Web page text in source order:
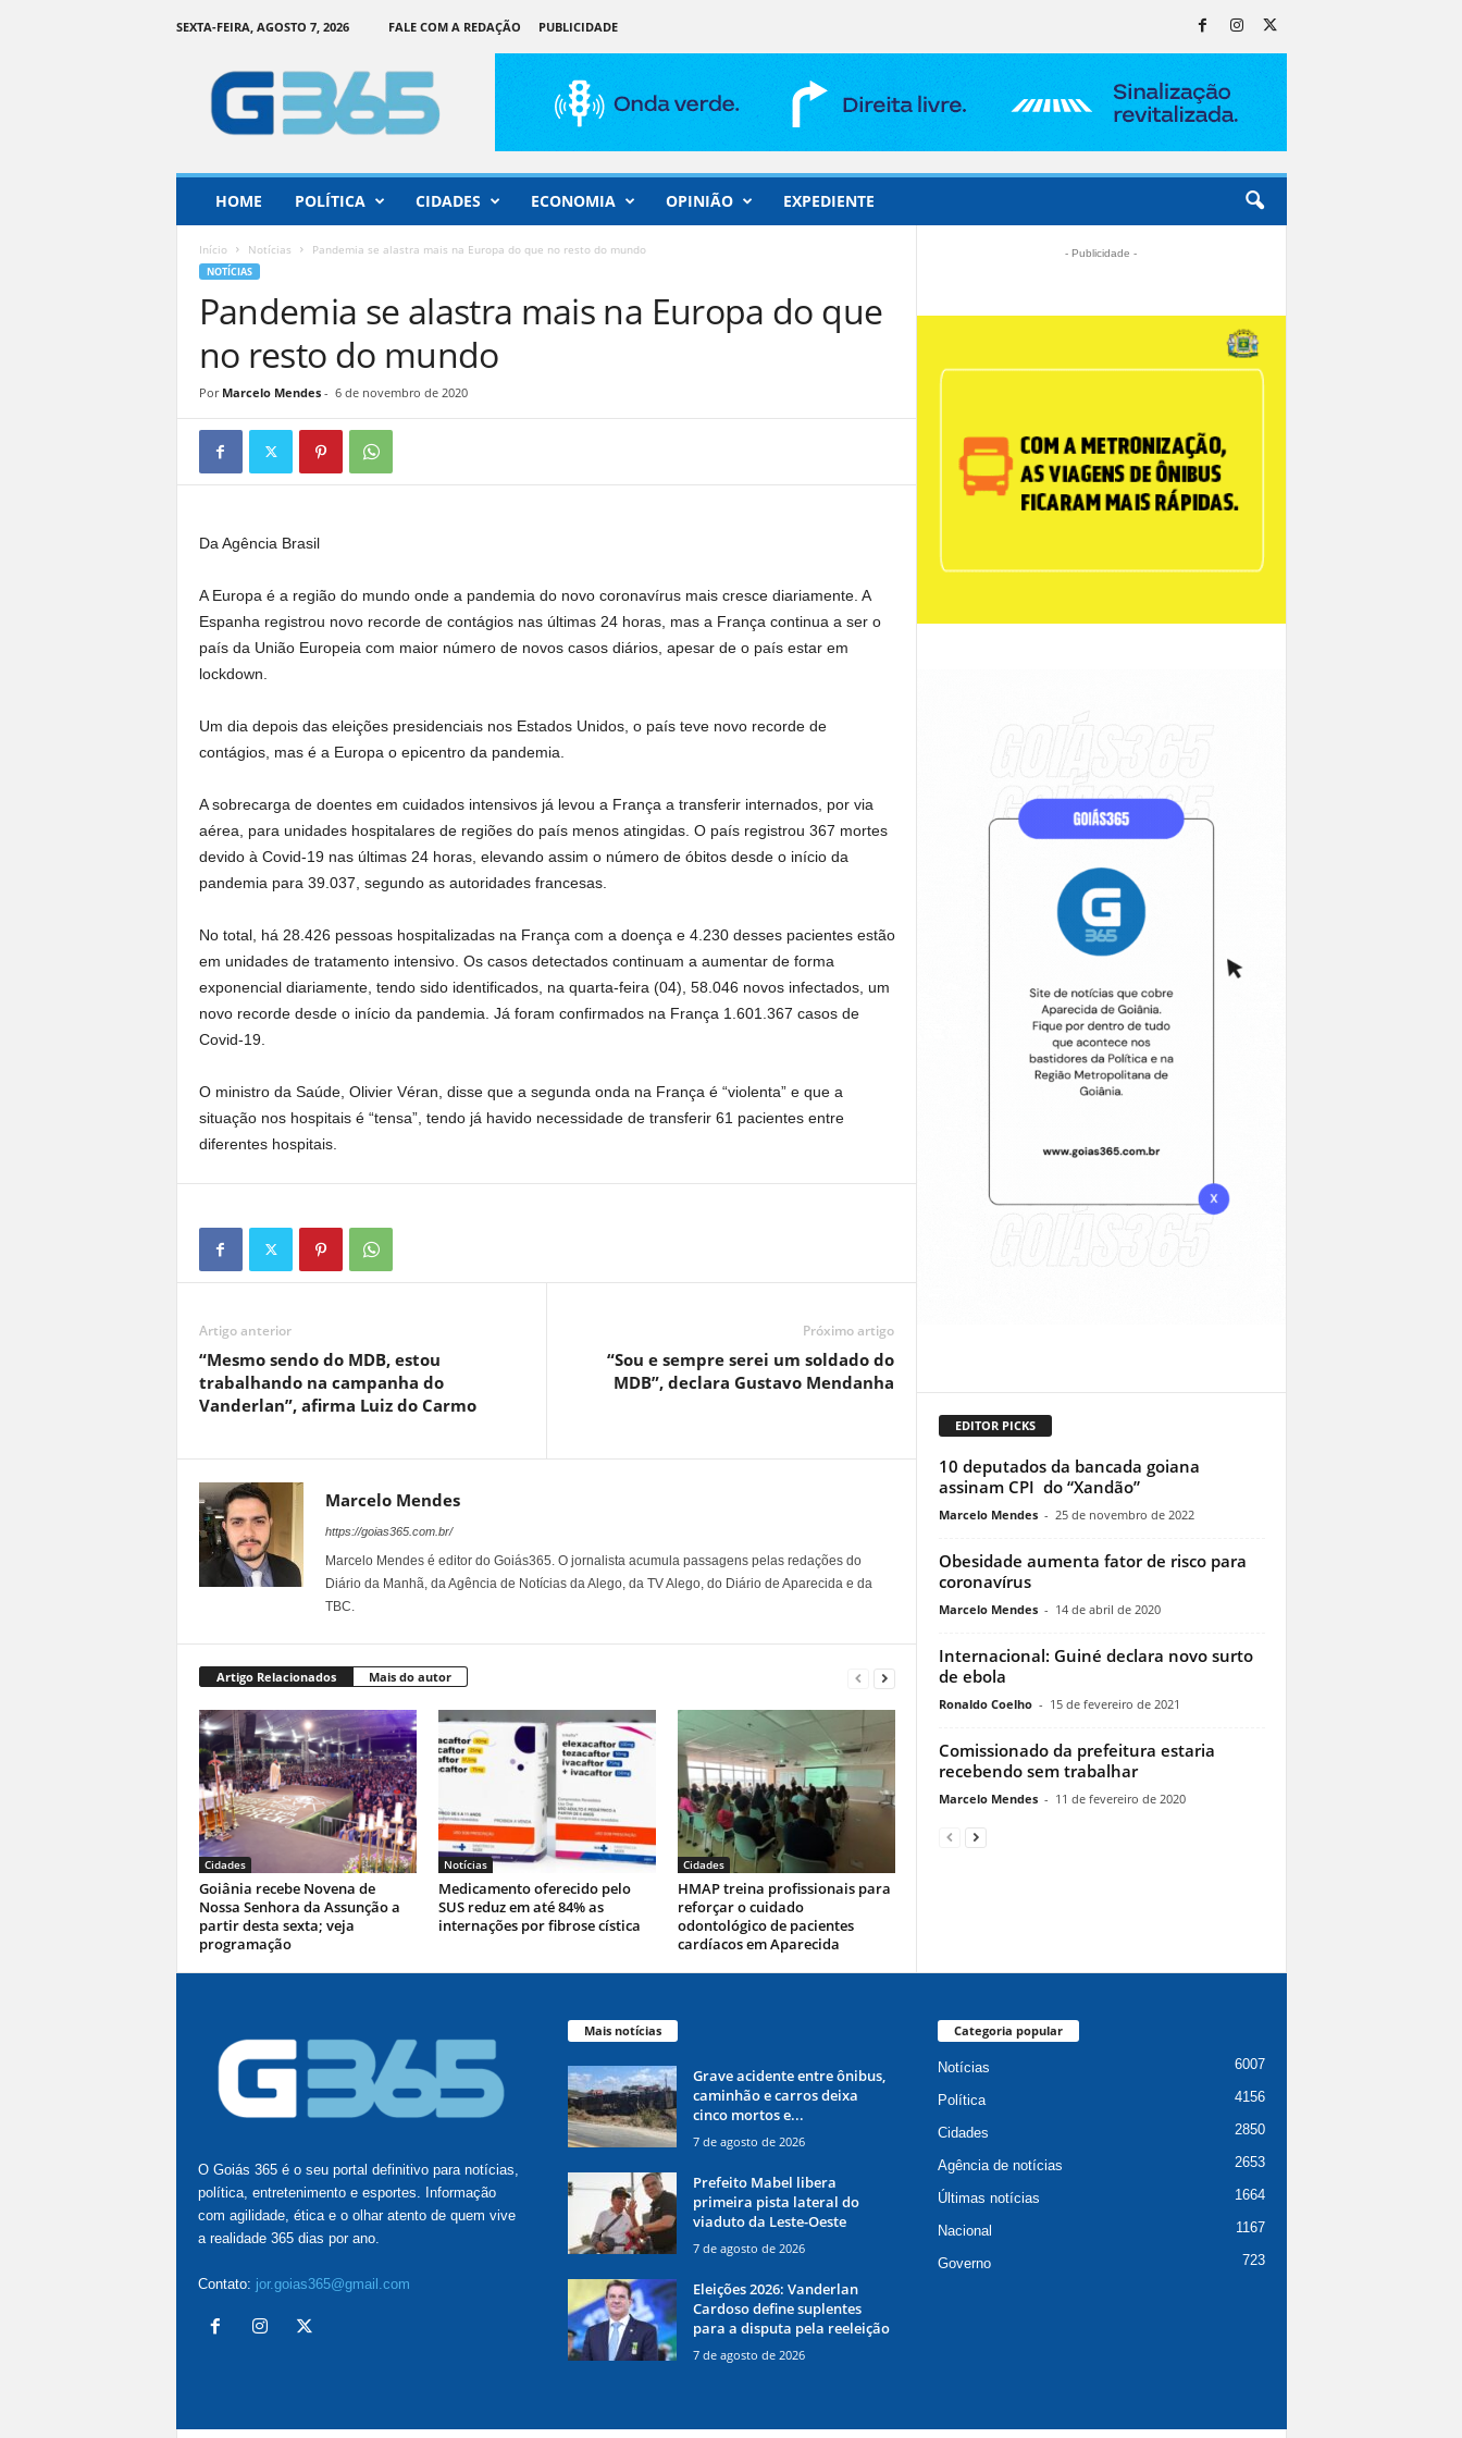
SEXTA-FEIRA, AGOSTO 7, 2026 FALE COM A REDAÇÃO
PUBLICIDADE
ç
o
HOME POLÍTICA CIDADES ECONOMIA OPINIÃO EXPEDIENTE
Início Notícias Pandemia se alastra mais na Europa do que no resto do mundo
NOTÍCIAS
Pandemia se alastra mais na Europa do que
no resto do mundo
Por Marcelo Mendes- 6 de novembro de 2020
Da Agência Brasil
A Europa é a região do mundo onde a pandemia do novo coronavírus mais cresce diariamente. A
Espanha registrou novo recorde de contágios nas últimas 24 horas, mas a França continua a ser o
país da União Europeia com maior número de novos casos diários, apesar de o país estar em
lockdown.
Um dia depois das eleições presidenciais nos Estados Unidos, o país teve novo recorde de
contágios, mas é a Europa o epicentro da pandemia.
A sobrecarga de doentes em cuidados intensivos já levou a França a transferir internados, por via
aérea, para unidades hospitalares de regiões do país menos atingidas. O país registrou 367 mortes
devido à Covid-19 nas últimas 24 horas, elevando assim o número de óbitos desde o início da
pandemia para 39.037, segundo as autoridades francesas.
No total, há 28.426 pessoas hospitalizadas na França com a doença e 4.230 desses pacientes estão
em unidades de tratamento intensivo. Os casos detectados continuam a aumentar de forma
exponencial diariamente, tendo sido identificados, na quarta-feira (04), 58.046 novos infectados, um
novo recorde desde o início da pandemia. Já foram confirmados na França 1.601.367 casos de
Covid-19.
O ministro da Saúde, Olivier Véran, disse que a segunda onda na França é “violenta” e que a
situação nos hospitais é “tensa”, tendo já havido necessidade de transferir 61 pacientes entre
diferentes hospitais.
Artigo anterior
“Mesmo sendo do MDB, estou
trabalhando na campanha do
Vanderlan”, afirma Luiz do Carmo
Próximo artigo
“Sou e sempre serei um soldado do
MDB”, declara Gustavo Mendanha
Marcelo Mendes
https://goias365.com.br/
Marcelo Mendes é editor do Goiás365. O jornalista acumula passagens pelas redações do
Diário da Manhã, da Agência de Notícias da Alego, da TV Alego, do Diário de Aparecida e da
TBC.
Artigo Relacionados Mais do autor
Cidades
Goiânia recebe Novena de
Nossa Senhora da Assunção a
partir desta sexta; veja
programação
Notícias
Medicamento oferecido pelo
SUS reduz em até 84% as
internações por fibrose cística
Cidades
HMAP treina profissionais para
reforçar o cuidado
odontológico de pacientes
cardíacos em Aparecida
- Publicidade -
EDITOR PICKS
10 deputados da bancada goiana
assinam CPI do “Xandão”
Marcelo Mendes - 25 de novembro de 2022
Obesidade aumenta fator de risco para
coronavírus
Marcelo Mendes - 14 de abril de 2020
Internacional: Guiné declara novo surto
de ebola
Ronaldo Coelho - 15 de fevereiro de 2021
Comissionado da prefeitura estaria
recebendo sem trabalhar
Marcelo Mendes - 11 de fevereiro de 2020
O Goiás 365 é o seu portal definitivo para notícias,
política, entretenimento e esportes. Informação
com agilidade, ética e o olhar atento de quem vive
a realidade 365 dias por ano.
Contato: jor.goias365@gmail.com
Mais notícias
Grave acidente entre ônibus,
caminhão e carros deixa
cinco mortos e...
7 de agosto de 2026
Prefeito Mabel libera
primeira pista lateral do
viaduto da Leste-Oeste
7 de agosto de 2026
Eleições 2026: Vanderlan
Cardoso define suplentes
para a disputa pela reeleição
7 de agosto de 2026
Categoria popular
Notícias 6007
Política 4156
Cidades 2850
Agência de notícias 2653
Últimas notícias 1664
Nacional 1167
Governo 723